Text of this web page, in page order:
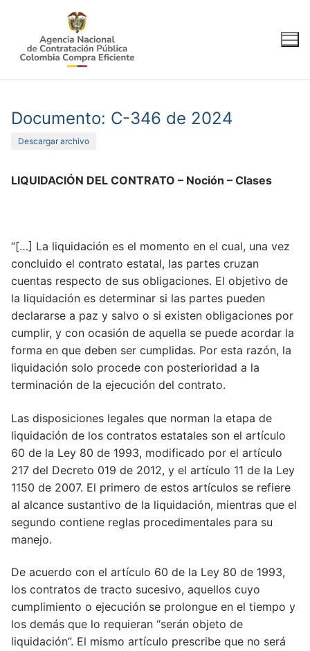
contenido
Documento: C-346 de 2024
Descargar archivo
LIQUIDACIÓN DEL CONTRATO – Noción – Clases
“[…] La liquidación es el momento en el cual, una vez
concluido el contrato estatal, las partes cruzan
cuentas respecto de sus obligaciones. El objetivo de
la liquidación es determinar si las partes pueden
declararse a paz y salvo o si existen obligaciones por
cumplir, y con ocasión de aquella se puede acordar la
forma en que deben ser cumplidas. Por esta razón, la
liquidación solo procede con posterioridad a la
terminación de la ejecución del contrato.
Las disposiciones legales que norman la etapa de
liquidación de los contratos estatales son el artículo
60 de la Ley 80 de 1993, modificado por el artículo
217 del Decreto 019 de 2012, y el artículo 11 de la Ley
1150 de 2007. El primero de estos artículos se refiere
al alcance sustantivo de la liquidación, mientras que el
segundo contiene reglas procedimentales para su
manejo.
De acuerdo con el artículo 60 de la Ley 80 de 1993,
los contratos de tracto sucesivo, aquellos cuyo
cumplimiento o ejecución se prolongue en el tiempo y
los demás que lo requieran “serán objeto de
liquidación”. El mismo artículo prescribe que no será